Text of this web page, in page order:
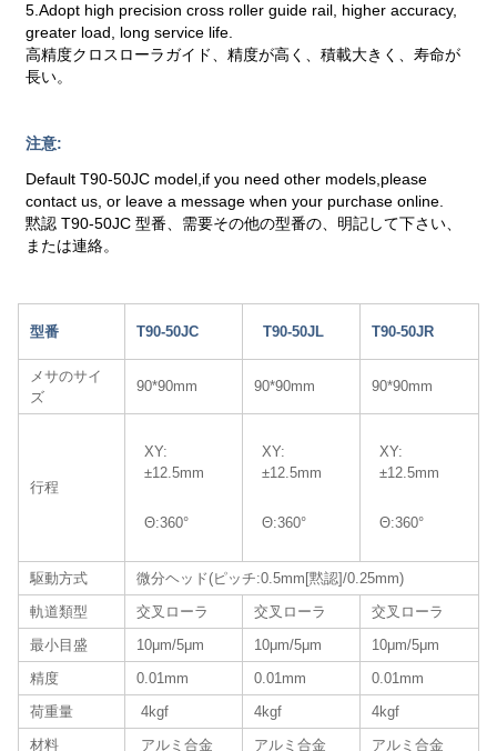
5.Adopt high precision cross roller guide rail, higher accuracy,
greater load, long service life.
高精度クロスローラガイド、精度が高く、積載大きく、寿命が
長い。
注意:
Default T90-50JC model,if you need other models,please
contact us, or leave a message when your purchase online.
黙認 T90-50JC 型番、需要その他の型番の、明記して下さい、
または連絡。
型番 T90-50JC T90-50JL T90-50JR
メサのサイ
ズ
90*90mm 90*90mm 90*90mm
行程
XY:
±12.5mm
Θ:360°
XY:
±12.5mm
Θ:360°
XY:
±12.5mm
Θ:360°
駆動方式
微分ヘッド(ピッチ:0.5mm[黙認]/0.25mm)
軌道類型
交叉ローラ 交叉ローラ
交叉ローラ
最小目盛
10μm/5μm 10μm/5μm
10μm/5μm
精度
0.01mm 0.01mm
0.01mm
荷重量
4kgf 4kgf
4kgf
材料
アルミ合金 アルミ合金 アルミ合金